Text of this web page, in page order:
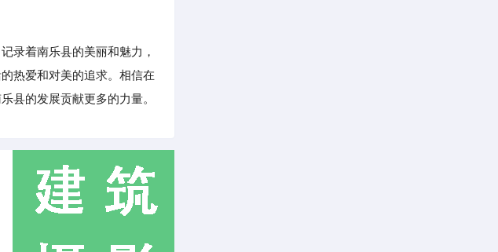
录着南乐县的美丽和魅力，
热爱和对美的追求。相信在
县的发展贡献更多的力量。